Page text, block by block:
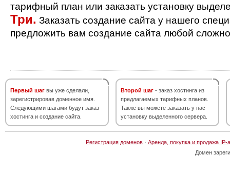
тарифный план или заказать установку
Три. Заказать создание сайта у нашего
предложить вам создание сайта любой
Первый шаг вы уже сделали,
зарегистрировав доменное имя.
Следующими шагами будут заказ
хостинга и создание сайта.
Второй шаг - заказ хостинга из
предлагаемых тарифных планов.
Также вы можете заказать у нас
установку выделенного сервера.
Регистрация доменов· Аренда, покупка и продажа IP-
Домен